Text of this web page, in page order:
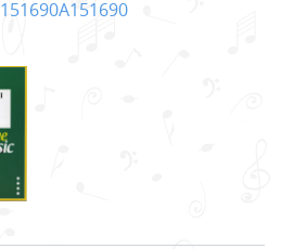
151690A151690